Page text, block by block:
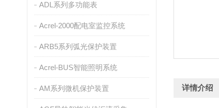
ADL系列多功能表
Acrel-2000配电室监控系统
ARB5系列弧光保护装置
Acrel-BUS智能照明系统
AM系列微机保护装置 详情介绍